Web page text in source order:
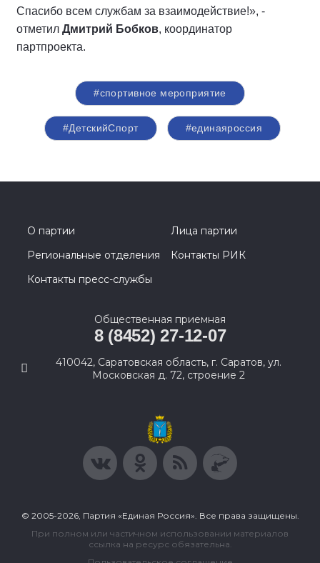
Спасибо всем службам за взаимодействие!», -
отметил Дмитрий Бобков, координатор
партпроекта.
#спортивное мероприятие
#ДетскийСпорт #единаяроссия
О партии
Лица партии
Региональные отделения
Контакты РИК
Контакты пресс-службы
Общественная приемная
8 (8452) 27-12-07
410042, Саратовская область, г. Саратов, ул.
Московская д. 72, строение 2
© 2005-2026, Партия «Единая Россия». Все права защищены.
При полном или частичном использовании материалов
ссылка на ресурс обязательна.